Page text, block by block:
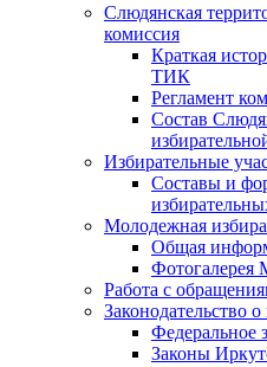
Слюдянская
комиссия
Краткая
ТИК
Регламент
Состав
Избирательные
Составы и
Молодежная
Общая
Работа с
Законодательство
Федеральное
Законы